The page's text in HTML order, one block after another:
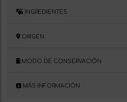
INGREDIENTES
ORIGEN
MODO DE CONSERVACIÓN
MÁS INFORMACIÓN